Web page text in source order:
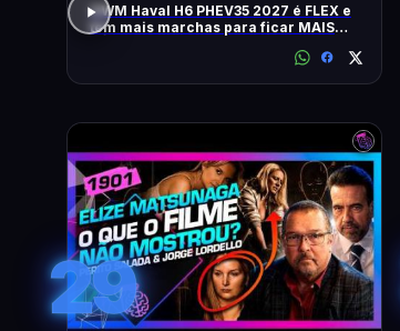
GWM Haval H6 PHEV35 2027 é FLEX e
tem mais marchas para ficar MAIS
29